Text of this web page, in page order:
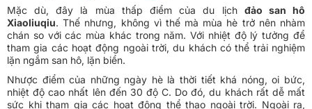
Mặc dù, đây là mùa thấp điểm của du lịch đảo san hô
Xiaoliuqiu. Thế nhưng, không vì thế mà mùa hè trở nên nhàm
chán so với các mùa khác trong năm. Với nhiệt độ lý tưởng để
tham gia các hoạt động ngoài trời, du khách có thể trải nghiệm
lặn ngắm san hô, lặn biển.
Nhược điểm của những ngày hè là thời tiết khá nóng, oi bức,
nhiệt độ cao nhất lên đến 30 độ C. Do đó, du khách rất dễ mất
sức khi tham gia các hoạt động thể thao ngoài trời. Ngoài ra,